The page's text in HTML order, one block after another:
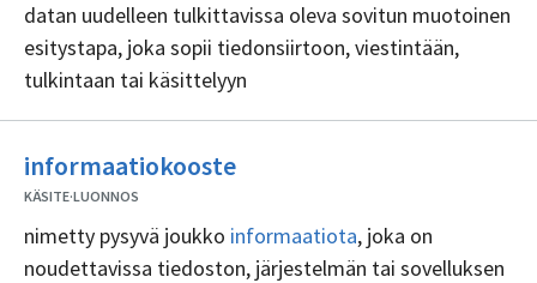
datan uudelleen tulkittavissa oleva sovitun muotoinen
esitystapa, joka sopii tiedonsiirtoon, viestintään,
tulkintaan tai käsittelyyn
informaatiokoosteEi
KÄSITE·LUONNOS
nimetty pysyvä joukko informaatiota, joka on
noudettavissa tiedoston, järjestelmän tai sovelluksen